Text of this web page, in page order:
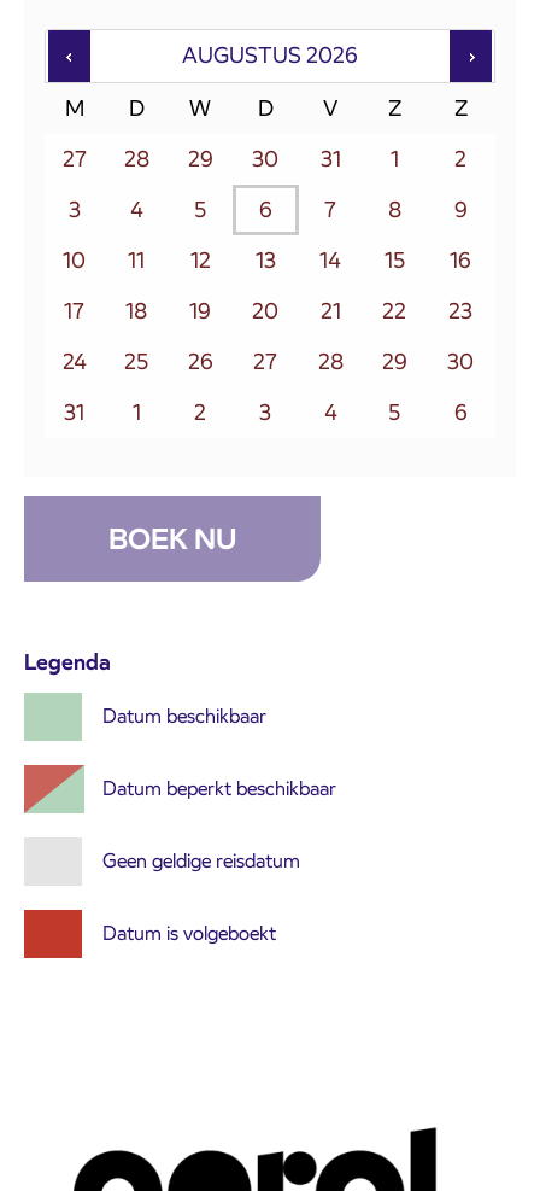
AUGUSTUS 2026
M D W D V Z
Z
27
28 29 30 31 1
2
3
4 5 6 7 8
9
10
11 12 13 14 15
16
17
18 19 20 21 22
23
24
25 26 27 28 29
30
31
1 2 3 4 5 6
BOEK NU
Legenda
Datum beschikbaar
Datum beperkt beschikbaar
Geen geldige reisdatum
Datum is volgeboekt